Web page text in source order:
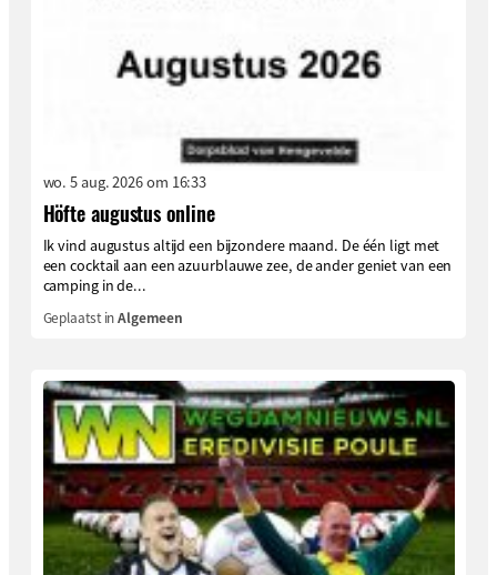
wo. 5 aug. 2026 om 16:33
Höfte augustus online
Ik vind augustus altijd een bijzondere maand. De één ligt met
een cocktail aan een azuurblauwe zee, de ander geniet van een
camping in de...
Geplaatst inAlgemeen